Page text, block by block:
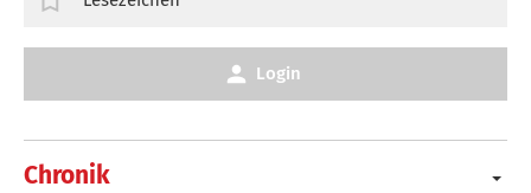
Chronik
Login